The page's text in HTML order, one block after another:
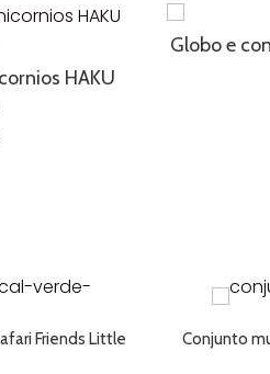
HAKU
Globo e
Friends Little
Conjunto